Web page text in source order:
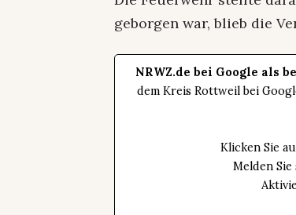
geborgen war, blieb die
NRWZ.de bei Google als
dem Kreis Rottweil bei
Klicken Sie
Melden